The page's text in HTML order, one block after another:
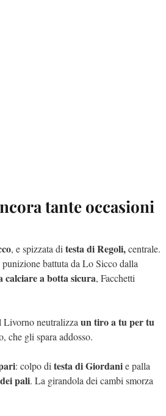
tante occasioni
, e spizzata di testa di Regoli,centrale.
battuta da Lo Sicco dalla
calciare a botta sicura, Facchetti
Livorno neutralizza un tiro a tu per tu
che gli spara addosso.
: colpo di testa di Giordanie palla
pali. La girandola dei cambi smorza